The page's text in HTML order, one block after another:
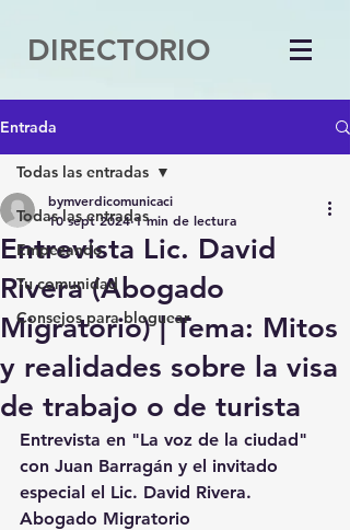
DIRECTORIO
Entrada
Todas las entradas
Empezando
Tu comunidad
Consejos para bloguear
Todas las entradas
Entrevista Lic. David
Rivera (Abogado
Migratorio) | Tema: Mitos
y realidades sobre la visa
de trabajo o de turista
bymverdicomunicaci
10 sept 2024 1 min de lectura
Entrevista en "La voz de la ciudad"
con Juan Barragán y el invitado
especial el Lic. David Rivera.
Abogado Migratorio